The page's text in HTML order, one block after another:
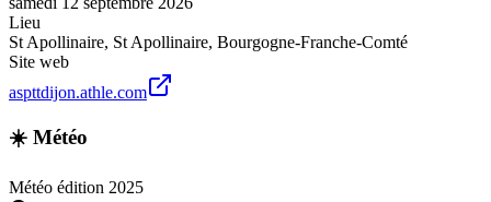
Lieu
St Apollinaire, St Apollinaire, Bourgogne-Franche-Comté
Site web
aspttdijon.athle.com
☀️ Météo
Météo édition 2025